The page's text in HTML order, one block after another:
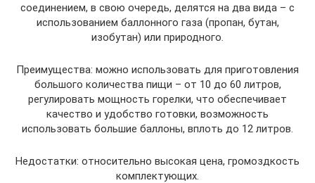
соединением, в свою очередь, делятся на два вида – с
использованием баллонного газа (пропан, бутан,
изобутан) или природного.
Преимущества: можно использовать для приготовления
большого количества пищи – от 10 до 60 литров,
регулировать мощность горелки, что обеспечивает
качество и удобство готовки, возможность
использовать большие баллоны, вплоть до 12 литров.
Недостатки: относительно высокая цена, громоздкость
комплектующих.